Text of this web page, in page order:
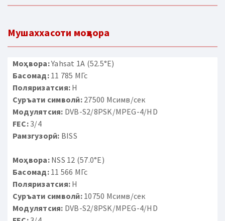
Мушаххасоти моҳвора
Моҳвора:Yahsat 1A (52.5°E)
Басомад:11 785 МГс
Поляризатсия: H
Суръати символӣ:27500 Мсимв/сек
Модулятсия: DVB-S2/8PSK/MPEG-4/HD
FEC:3/4
Рамзгузорӣ: BISS
Моҳвора:NSS 12 (57.0°E)
Басомад:11 566 МГс
Поляризатсия: H
Суръати символӣ:10750 Мсимв/сек
Модулятсия: DVB-S2/8PSK/MPEG-4/HD